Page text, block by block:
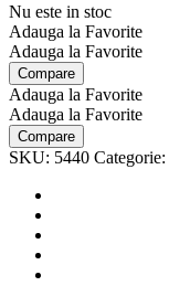
Nu este in stoc
Adauga la Favorite
Adauga la Favorite
Compare
Adauga la Favorite
Adauga la Favorite
Compare
SKU: 5440 Categorie: